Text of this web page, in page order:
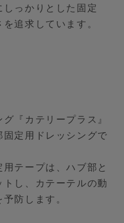
っかりとした固定
追求しています。
『カテリープラス』
定用ドレッシングで
テープは、ハブ部と
し、カテーテルの動
防します。